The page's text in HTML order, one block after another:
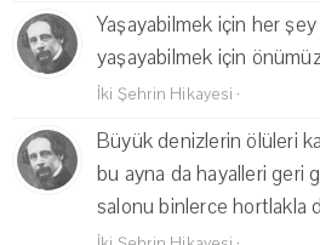
Yaşayabilmek için her
yaşayabilmek için
İki Şehrin Hikayesi ·
Büyük denizlerin ölüleri
bu ayna da hayalleri geri
salonu binlerce hortlakla